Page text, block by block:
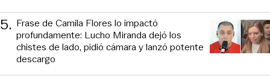
5. Frase de Camila Flores lo impactó
profundamente: Lucho Miranda dejó los
chistes de lado, pidió cámara y lanzó potente
descargo